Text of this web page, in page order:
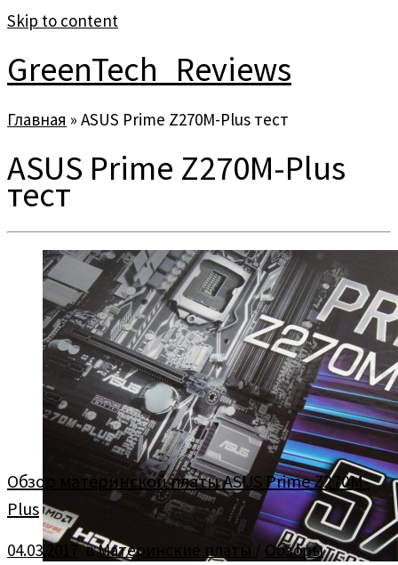
Skip to content
GreenTech_Reviews
Главная » ASUS Prime Z270M-Plus тест
ASUS Prime Z270M-Plus
тест
Обзор материнской платы ASUS Prime Z270M-
Plus
04.03.2017вМатеринские платы / Обзоры